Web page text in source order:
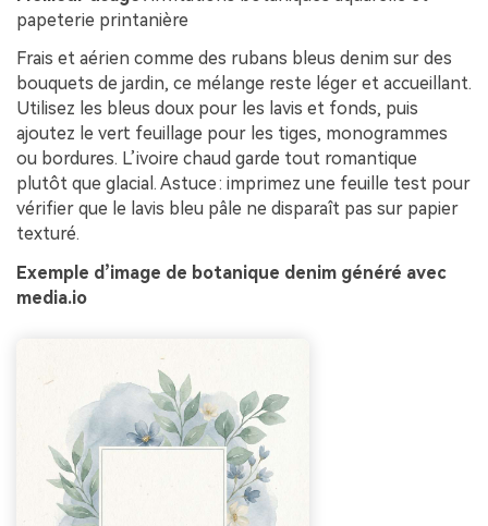
papeterie printanière
Frais et aérien comme des rubans bleus denim sur des
bouquets de jardin, ce mélange reste léger et accueillant.
Utilisez les bleus doux pour les lavis et fonds, puis
ajoutez le vert feuillage pour les tiges, monogrammes
ou bordures. L’ivoire chaud garde tout romantique
plutôt que glacial. Astuce : imprimez une feuille test pour
vérifier que le lavis bleu pâle ne disparaît pas sur papier
texturé.
Exemple d’image de botanique denim généré avec
media.io
à l’infini. 100 %
gratuit!
Créer Gratuitement
→